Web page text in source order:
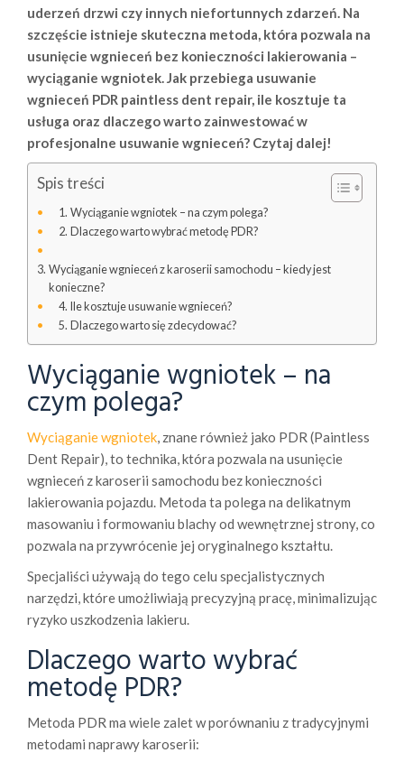
uderzeń drzwi czy innych niefortunnych zdarzeń. Na
szczęście istnieje skuteczna metoda, która pozwala na
usunięcie wgnieceń bez konieczności lakierowania –
wyciąganie wgniotek. Jak przebiega usuwanie
wgnieceń PDR paintless dent repair, ile kosztuje ta
usługa oraz dlaczego warto zainwestować w
profesjonalne usuwanie wgnieceń? Czytaj dalej!
Spis treści
Wyciąganie wgniotek – na czym polega?
Dlaczego warto wybrać metodę PDR?
Wyciąganie wgnieceń z karoserii samochodu – kiedy jest
konieczne?
Ile kosztuje usuwanie wgnieceń?
Dlaczego warto się zdecydować?
Wyciąganie wgniotek – na
czym polega?
Wyciąganie wgniotek, znane również jako PDR (Paintless
Dent Repair), to technika, która pozwala na usunięcie
wgnieceń z karoserii samochodu bez konieczności
lakierowania pojazdu. Metoda ta polega na delikatnym
masowaniu i formowaniu blachy od wewnętrznej strony, co
pozwala na przywrócenie jej oryginalnego kształtu.
Specjaliści używają do tego celu specjalistycznych
narzędzi, które umożliwiają precyzyjną pracę, minimalizując
ryzyko uszkodzenia lakieru.
Dlaczego warto wybrać
metodę PDR?
Metoda PDR ma wiele zalet w porównaniu z tradycyjnymi
metodami naprawy karoserii: